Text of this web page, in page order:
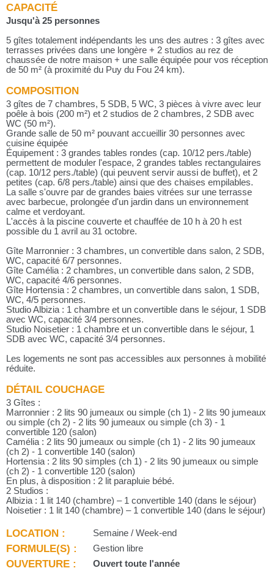
CAPACITÉ
Jusqu'à 25 personnes
5 gîtes totalement indépendants les uns des autres : 3 gîtes avec
terrasses privées dans une longère + 2 studios au rez de
chaussée de notre maison + une salle équipée pour vos réception
de 50 m² (à proximité du Puy du Fou 24 km).
COMPOSITION
3 gîtes de 7 chambres, 5 SDB, 5 WC, 3 pièces à vivre avec leur
poêle à bois (200 m²) et 2 studios de 2 chambres, 2 SDB avec
WC (50 m²).
Grande salle de 50 m² pouvant accueillir 30 personnes avec
cuisine équipée
Équipement : 3 grandes tables rondes (cap. 10/12 pers./table)
permettent de moduler l'espace, 2 grandes tables rectangulaires
(cap. 10/12 pers./table) (qui peuvent servir aussi de buffet), et 2
petites (cap. 6/8 pers./table) ainsi que des chaises empilables.
La salle s'ouvre par de grandes baies vitrées sur une terrasse
avec barbecue, prolongée d'un jardin dans un environnement
calme et verdoyant.
L'accès à la piscine couverte et chauffée de 10 h à 20 h est
possible du 1 avril au 31 octobre.
Gîte Marronnier : 3 chambres, un convertible dans salon, 2 SDB,
WC, capacité 6/7 personnes.
Gîte Camélia : 2 chambres, un convertible dans salon, 2 SDB,
WC, capacité 4/6 personnes.
Gîte Hortensia : 2 chambres, un convertible dans salon, 1 SDB,
WC, 4/5 personnes.
Studio Albizia : 1 chambre et un convertible dans le séjour, 1 SDB
avec WC, capacité 3/4 personnes.
Studio Noisetier : 1 chambre et un convertible dans le séjour, 1
SDB avec WC, capacité 3/4 personnes.
Les logements ne sont pas accessibles aux personnes à mobilité
réduite.
DÉTAIL COUCHAGE
3 Gîtes :
Marronnier : 2 lits 90 jumeaux ou simple (ch 1) - 2 lits 90 jumeaux
ou simple (ch 2) - 2 lits 90 jumeaux ou simple (ch 3) - 1
convertible 120 (salon)
Camélia : 2 lits 90 jumeaux ou simple (ch 1) - 2 lits 90 jumeaux
(ch 2) - 1 convertible 140 (salon)
Hortensia : 2 lits 90 simples (ch 1) - 2 lits 90 jumeaux ou simple
(ch 2) - 1 convertible 120 (salon)
En plus, à disposition : 2 lit parapluie bébé.
2 Studios :
Albizia : 1 lit 140 (chambre) – 1 convertible 140 (dans le séjour)
Noisetier : 1 lit 140 (chambre) – 1 convertible 140 (dans le séjour)
LOCATION : Semaine / Week-end
FORMULE(S) : Gestion libre
OUVERTURE : Ouvert toute l'année